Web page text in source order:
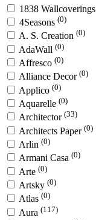
1838 Wallcoverings
4Seasons (0)
A. S. Creation (0)
AdaWall (0)
Affresco (0)
Alliance Decor (0)
Applico (0)
Aquarelle (0)
Architector (33)
Architects Paper (0)
Arlin (0)
Armani Casa (0)
Arte (0)
Artsky (0)
Atlas (0)
Aura (117)